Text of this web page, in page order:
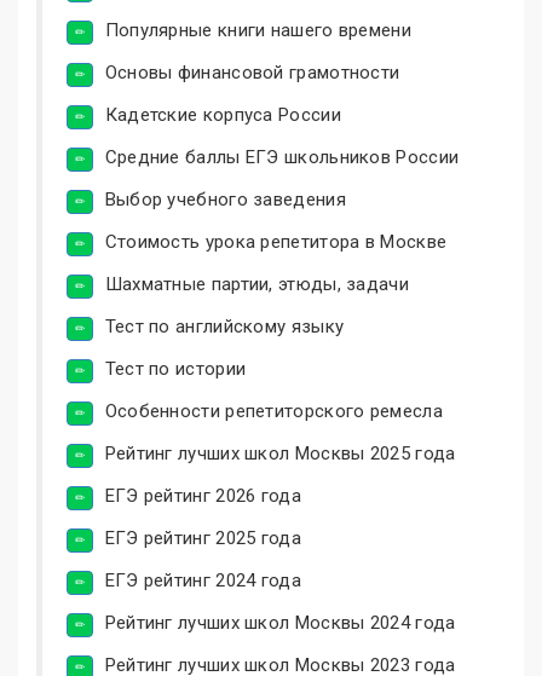
Популярные книги нашего времени
Основы финансовой грамотности
Кадетские корпуса России
Средние баллы ЕГЭ школьников России
Выбор учебного заведения
Стоимость урока репетитора в Москве
Шахматные партии, этюды, задачи
Тест по английскому языку
Тест по истории
Особенности репетиторского ремесла
Рейтинг лучших школ Москвы 2025 года
ЕГЭ рейтинг 2026 года
ЕГЭ рейтинг 2025 года
ЕГЭ рейтинг 2024 года
Рейтинг лучших школ Москвы 2024 года
Рейтинг лучших школ Москвы 2023 года